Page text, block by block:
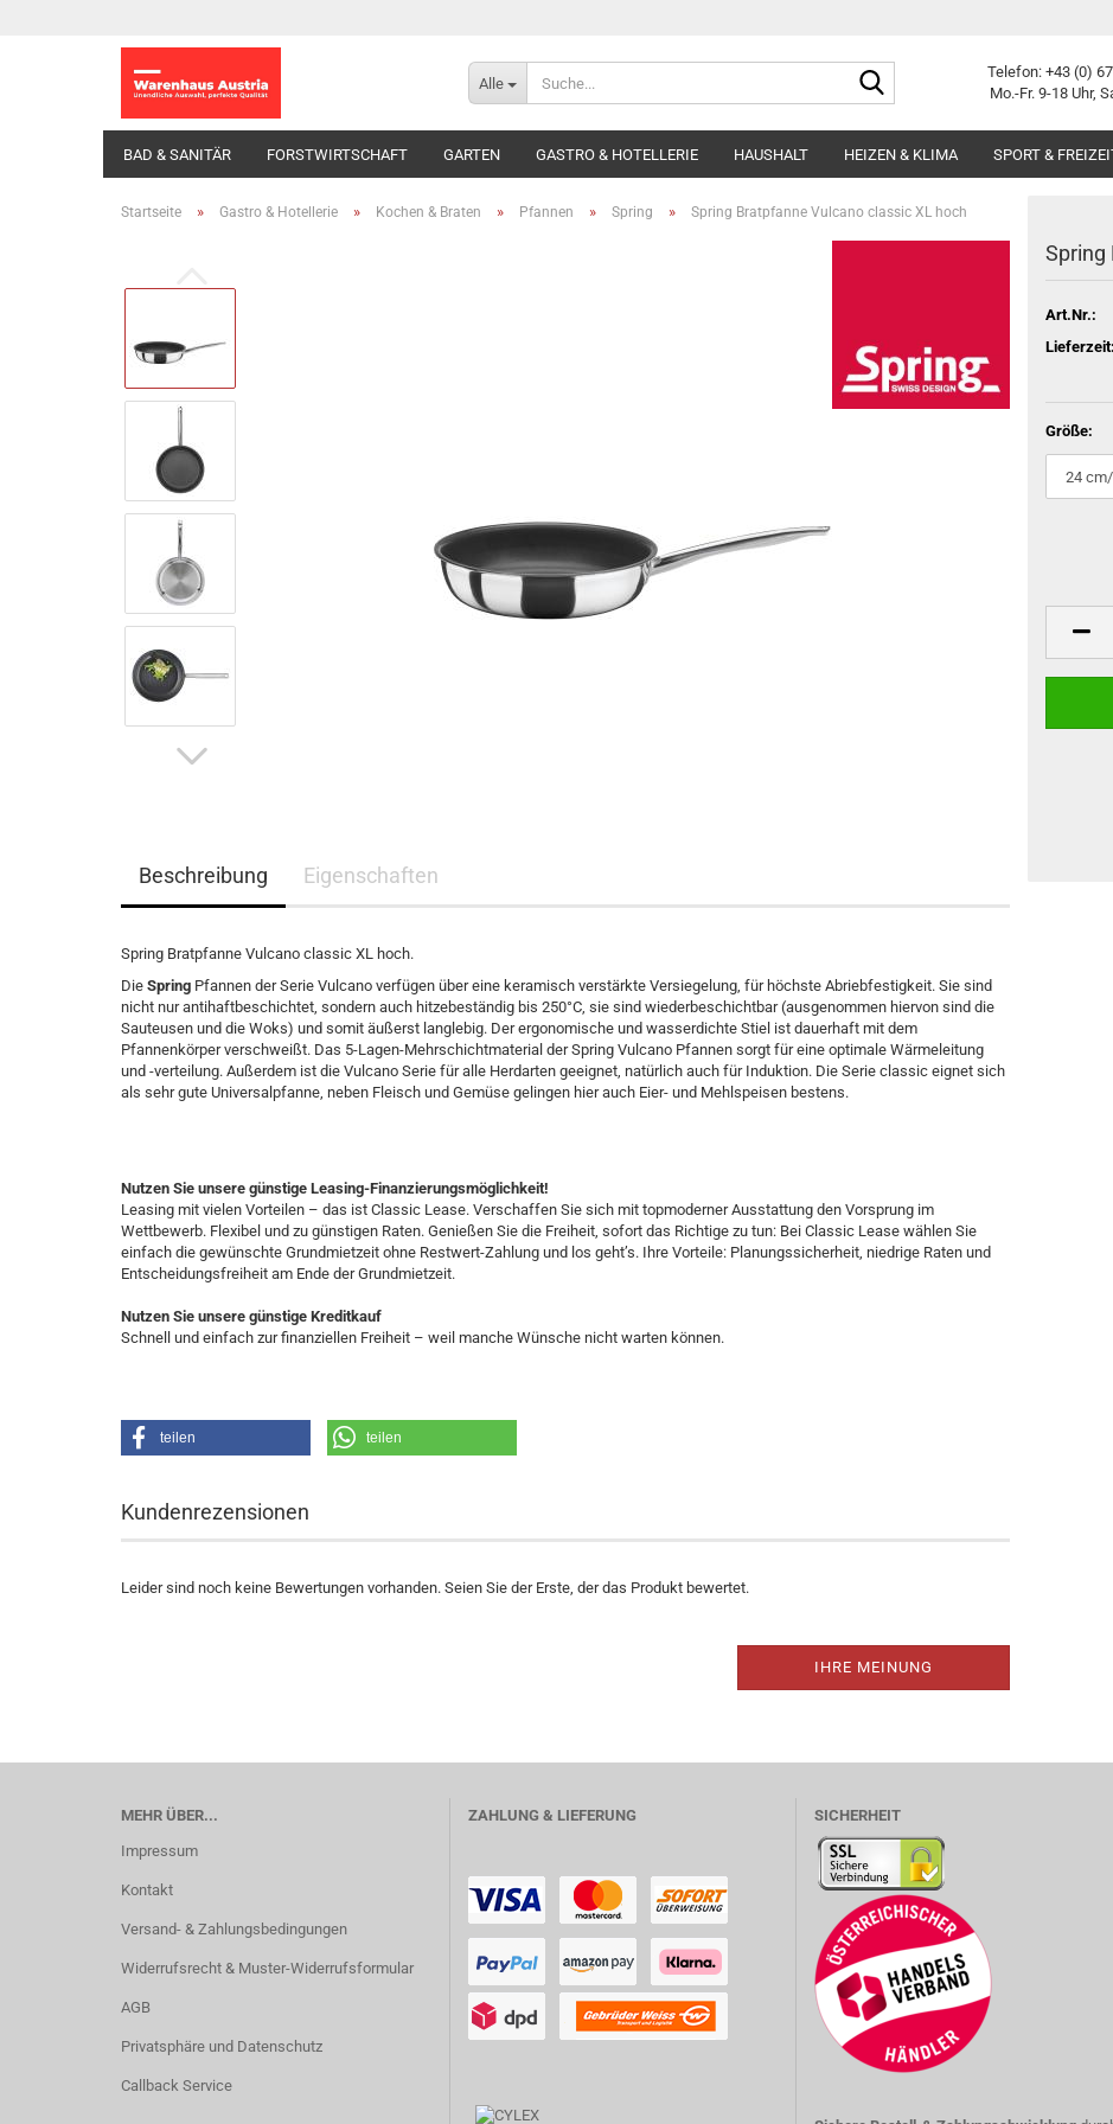
Alle
Telefon: +43 (0)
Mo.-Fr. 9-18 Uhr,
BAD & SANITÄR FORSTWIRTSCHAFT GARTEN GASTRO & HOTELLERIE HAUSHALT HEIZEN & KLIMA SPORT &
Startseite » Gastro & Hotellerie » Kochen & Braten » Pfannen » Spring » Spring Bratpfanne Vulcano classic XL hoch
Spring
Art.Nr.:
Lieferzeit:
Größe:
Beschreibung Eigenschaften
Spring Bratpfanne Vulcano classic XL hoch.
Die Spring Pfannen der Serie Vulcano verfügen über eine keramisch verstärkte Versiegelung, für höchste Abriebfestigkeit. Sie sind
nicht nur antihaftbeschichtet, sondern auch hitzebeständig bis 250°C, sie sind wiederbeschichtbar (ausgenommen hiervon sind die
Sauteusen und die Woks) und somit äußerst langlebig. Der ergonomische und wasserdichte Stiel ist dauerhaft mit dem
Pfannenkörper verschweißt. Das 5-Lagen-Mehrschichtmaterial der Spring Vulcano Pfannen sorgt für eine optimale Wärmeleitung
und -verteilung. Außerdem ist die Vulcano Serie für alle Herdarten geeignet, natürlich auch für Induktion. Die Serie classic eignet sich
als sehr gute Universalpfanne, neben Fleisch und Gemüse gelingen hier auch Eier- und Mehlspeisen bestens.
Nutzen Sie unsere günstige Leasing-Finanzierungsmöglichkeit!
Leasing mit vielen Vorteilen – das ist Classic Lease. Verschaffen Sie sich mit topmoderner Ausstattung den Vorsprung im
Wettbewerb. Flexibel und zu günstigen Raten. Genießen Sie die Freiheit, sofort das Richtige zu tun: Bei Classic Lease wählen Sie
einfach die gewünschte Grundmietzeit ohne Restwert-Zahlung und los geht’s. Ihre Vorteile: Planungssicherheit, niedrige Raten und
Entscheidungsfreiheit am Ende der Grundmietzeit.
Nutzen Sie unsere günstige Kreditkauf
Schnell und einfach zur finanziellen Freiheit – weil manche Wünsche nicht warten können.
teilen teilen
Kundenrezensionen
Leider sind noch keine Bewertungen vorhanden. Seien Sie der Erste, der das Produkt bewertet.
IHRE MEINUNG
MEHR ÜBER...
Impressum
Kontakt
Versand- & Zahlungsbedingungen
Widerrufsrecht & Muster-Widerrufsformular
AGB
Privatsphäre und Datenschutz
Callback Service
ZAHLUNG & LIEFERUNG SICHERHEIT